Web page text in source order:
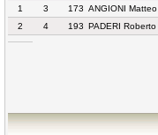
1 3 173 ANGIONI Matteo
2
4 193 PADERI Roberto